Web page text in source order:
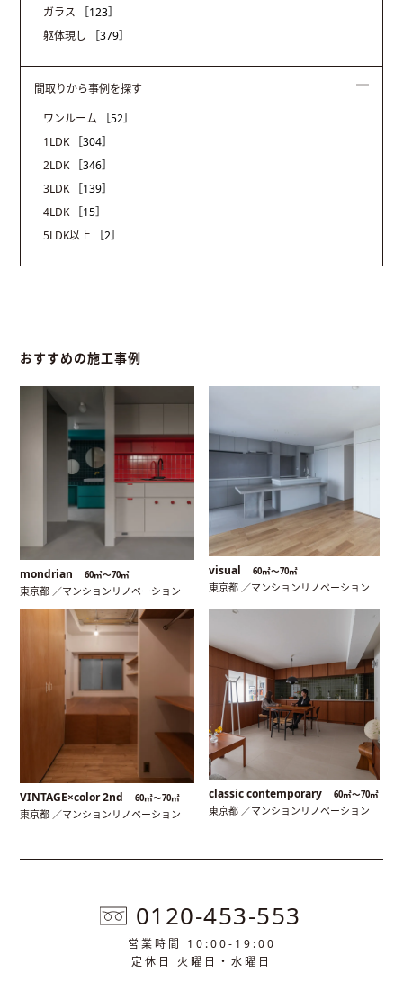
ガラス
［123］
躯体現し
［379］
間取りから事例を探す
ワンルーム
［52］
1LDK
［304］
2LDK
［346］
3LDK
［139］
4LDK
［15］
5LDK以上
［2］
おすすめの施工事例
mondrian 60㎡〜70㎡
東京都 ／マンションリノベーション
visual 60㎡〜70㎡
東京都 ／マンションリノベーション
VINTAGE×color 2nd 60㎡〜70㎡
東京都 ／マンションリノベーション
classic contemporary 60㎡〜70㎡
東京都 ／マンションリノベーション
0120-453-553
営業時間 10:00-19:00
定休日 火曜日・水曜日